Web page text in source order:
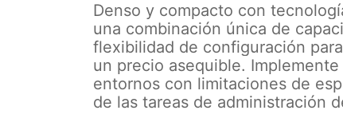
Denso y compacto con
una combinación única de
flexibilidad de configuración
un precio asequible.
entornos con limitaciones de
de las tareas de administración